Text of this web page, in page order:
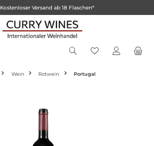
Kostenloser Versand ab 18 Flaschen*
Wein Rotwein Portugal